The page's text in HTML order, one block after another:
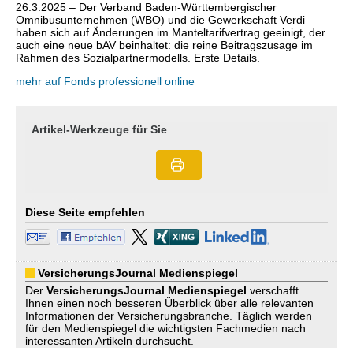
26.3.2025 – Der Verband Baden-Württembergischer
Omnibusunternehmen (WBO) und die Gewerkschaft Verdi
haben sich auf Änderungen im Manteltarifvertrag geeinigt, der
auch eine neue bAV beinhaltet: die reine Beitragszusage im
Rahmen des Sozialpartnermodells. Erste Details.
mehr auf Fonds professionell online
Artikel-Werkzeuge für Sie
Diese Seite empfehlen
VersicherungsJournal Medienspiegel
Der VersicherungsJournal Medienspiegel verschafft
Ihnen einen noch besseren Überblick über alle relevanten
Informationen der Versicherungsbranche. Täglich werden
für den Medienspiegel die wichtigsten Fachmedien nach
interessanten Artikeln durchsucht.